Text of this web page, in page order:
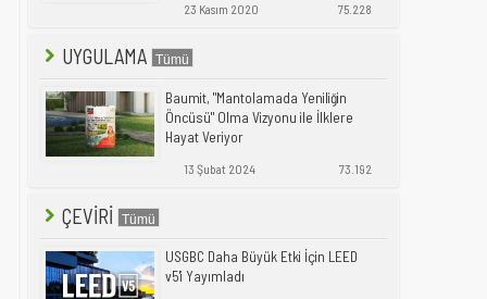
23 Kasım 2020 75.228
UYGULAMA
Baumit, "Mantolamada Yeniliğin
Öncüsü" Olma Vizyonu ile İlklere
Hayat Veriyor
13 Şubat 2024 73.192
ÇEVİRİ
USGBC Daha Büyük Etki İçin LEED
v5'i Yayımladı